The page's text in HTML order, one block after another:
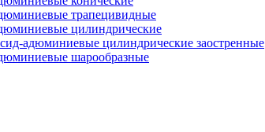
трапецивидные
цилиндрические
адюминиевые цилиндрические заостренные
шарообразные